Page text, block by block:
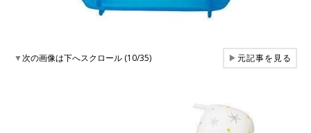
▼次の画像は下へスクロール (10/35) ▶元記事を見る